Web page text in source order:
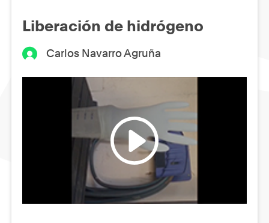
Liberación de hidrógeno
Carlos Navarro Agruña